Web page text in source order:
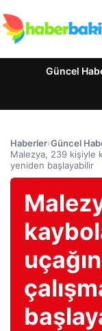
Güncel
Haberler›Güncel
Malezya, 239 kişiyle
yeniden başlayabilir